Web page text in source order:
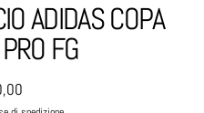
ADIDAS COPA
FG
normale